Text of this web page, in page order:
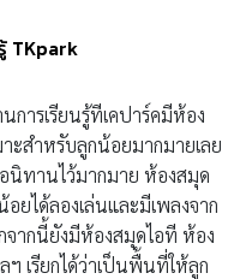
TKpark
การเรียนรู้ทีเคปาร์คมีห้อง
ะสำหรับลูกน้อยมากมายเลย
นิทานไว้มากมาย ห้องสมุด
ยได้ลองเล่นและมีเพลงจาก
ากนี้ยังมีห้องสมุดไอที ห้อง
เรียกได้ว่าเป็นพื้นที่ให้ลูก